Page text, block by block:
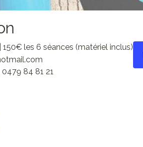
150€ les 6 séances (matériel inclus)
84 81 21